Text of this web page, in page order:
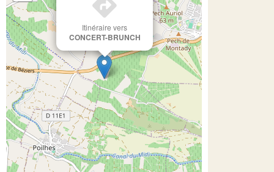
Itinéraire vers
CONCERT-BRUNCH